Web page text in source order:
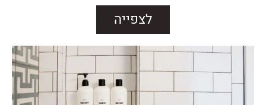
לצפייה